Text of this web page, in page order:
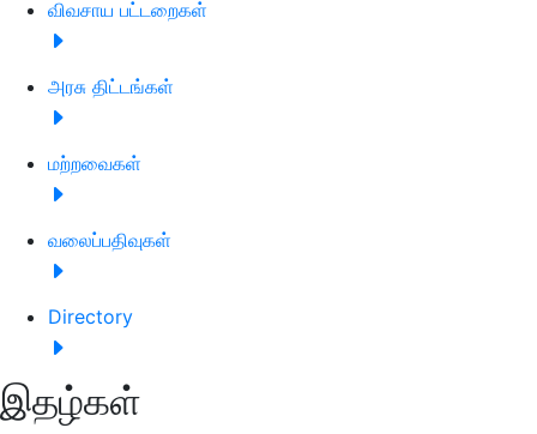
விவசாய பட்டறைகள்
அரசு திட்டங்கள்
மற்றவைகள்
வலைப்பதிவுகள்
Directory
இதழ்கள்